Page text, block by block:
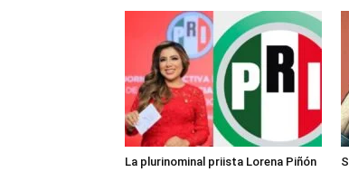
La plurinominal priista Lorena Piñón